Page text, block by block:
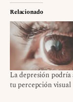
Relacionado
La depresión
tu percepción visual